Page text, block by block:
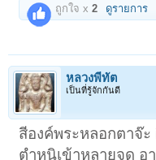
ถูกใจ x2 ดูรายการ
หลวงพี่ทัต
เป็นที่รู้จักกันดี
สีองค์พระหลอกตาจ๊
ตำหนิเข้าหลายจุด อ